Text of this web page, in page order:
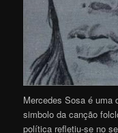
Mercedes Sosa é uma
simbolo da canção
política refletiu-se no